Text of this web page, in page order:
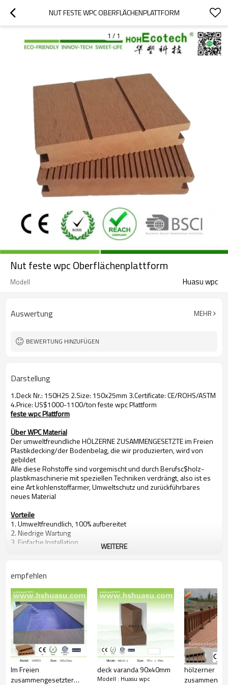
NUT FESTE WPC OBERFLÄCHENPLATTFORM
1 / 1
Nut feste wpc Oberflächenplattform
Modell Huasu wpc
Auswertung MEHR
BEWERTUNG HINZUFÜGEN
Darstellung
1.Deck Nr.: 150H25 2.Size: 150x25mm 3.Certificate: CE/ROHS/ASTM
4.Price: US$1000-1100/ton feste wpc Plattform
feste wpc Plattform
Über WPC Material
Der umweltfreundliche HÖLZERNE ZUSAMMENGESETZTE im Freien
Plastikdecking/der Bodenbelag, die wir produzierten, wird von
gebildet
Alle diese Rohstoffe sind vorgemischt und durch Berufsc$holz-
plastikmaschinerie mit speziellen Techniken verdrängt, also ist es
eine Art kohlenstoffarmer, Umweltschutz und zurückführbares
neues Material
Vorteile
1. Umweltfreundlich, 100% aufbereitet
2. Niedrige Wartung
3. Einfache Installation
7. Mit hölzernem Geruch sehr natürliches Gefühl
8. UVwiderstand, verblassen beständiges langlebiges Gut
9. Eleganter Blick
10. Sogar Dimensionsstabilität
Bescheinigungen
CER, ROHS, ISO9001, ISO14001, Intertek Prüfbericht durch ASTM
WEITERE
empfehlen
Im Freien
zusammengesetzter
deck varanda 90x40mm
Modell : Huasu wpc
hölzerner